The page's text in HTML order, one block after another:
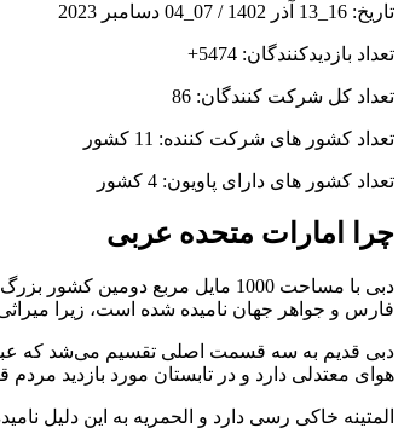
تاریخ: 16_13 آذر 1402 / 07_04 دسامبر 2023
تعداد بازدیدکنندگان: 5474+
تعداد کل شرکت کنندگان: 86
تعداد کشور های شرکت کننده: 11 کشور
تعداد کشور های دارای پاویون: 4 کشور
چرا امارات متحده عربی
فارس و جواهر جهان نامیده شده‌ است، زیرا
دبی قدیم به سه قسمت اصلی تقسیم می‌شد که
هوای معتدلی دارد و در تابستان مورد بازدید مردم
المتینه خاکی رسی دارد و الحمریه به این دلیل